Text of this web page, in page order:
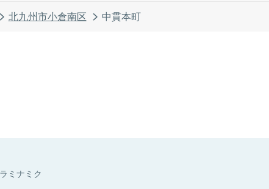
北九州市小倉南区 中貫本町
ミナミク